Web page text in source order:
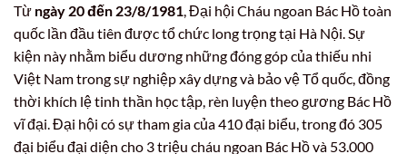
Từ ngày 20 đến 23/8/1981, Đại hội Cháu ngoan Bác Hồ toàn
quốc lần đầu tiên được tổ chức long trọng tại Hà Nội. Sự
kiện này nhằm biểu dương những đóng góp của thiếu nhi
Việt Nam trong sự nghiệp xây dựng và bảo vệ Tổ quốc, đồng
thời khích lệ tinh thần học tập, rèn luyện theo gương Bác Hồ
vĩ đại. Đại hội có sự tham gia của 410 đại biểu, trong đó 305
đại biểu đại diện cho 3 triệu cháu ngoan Bác Hồ và 53.000